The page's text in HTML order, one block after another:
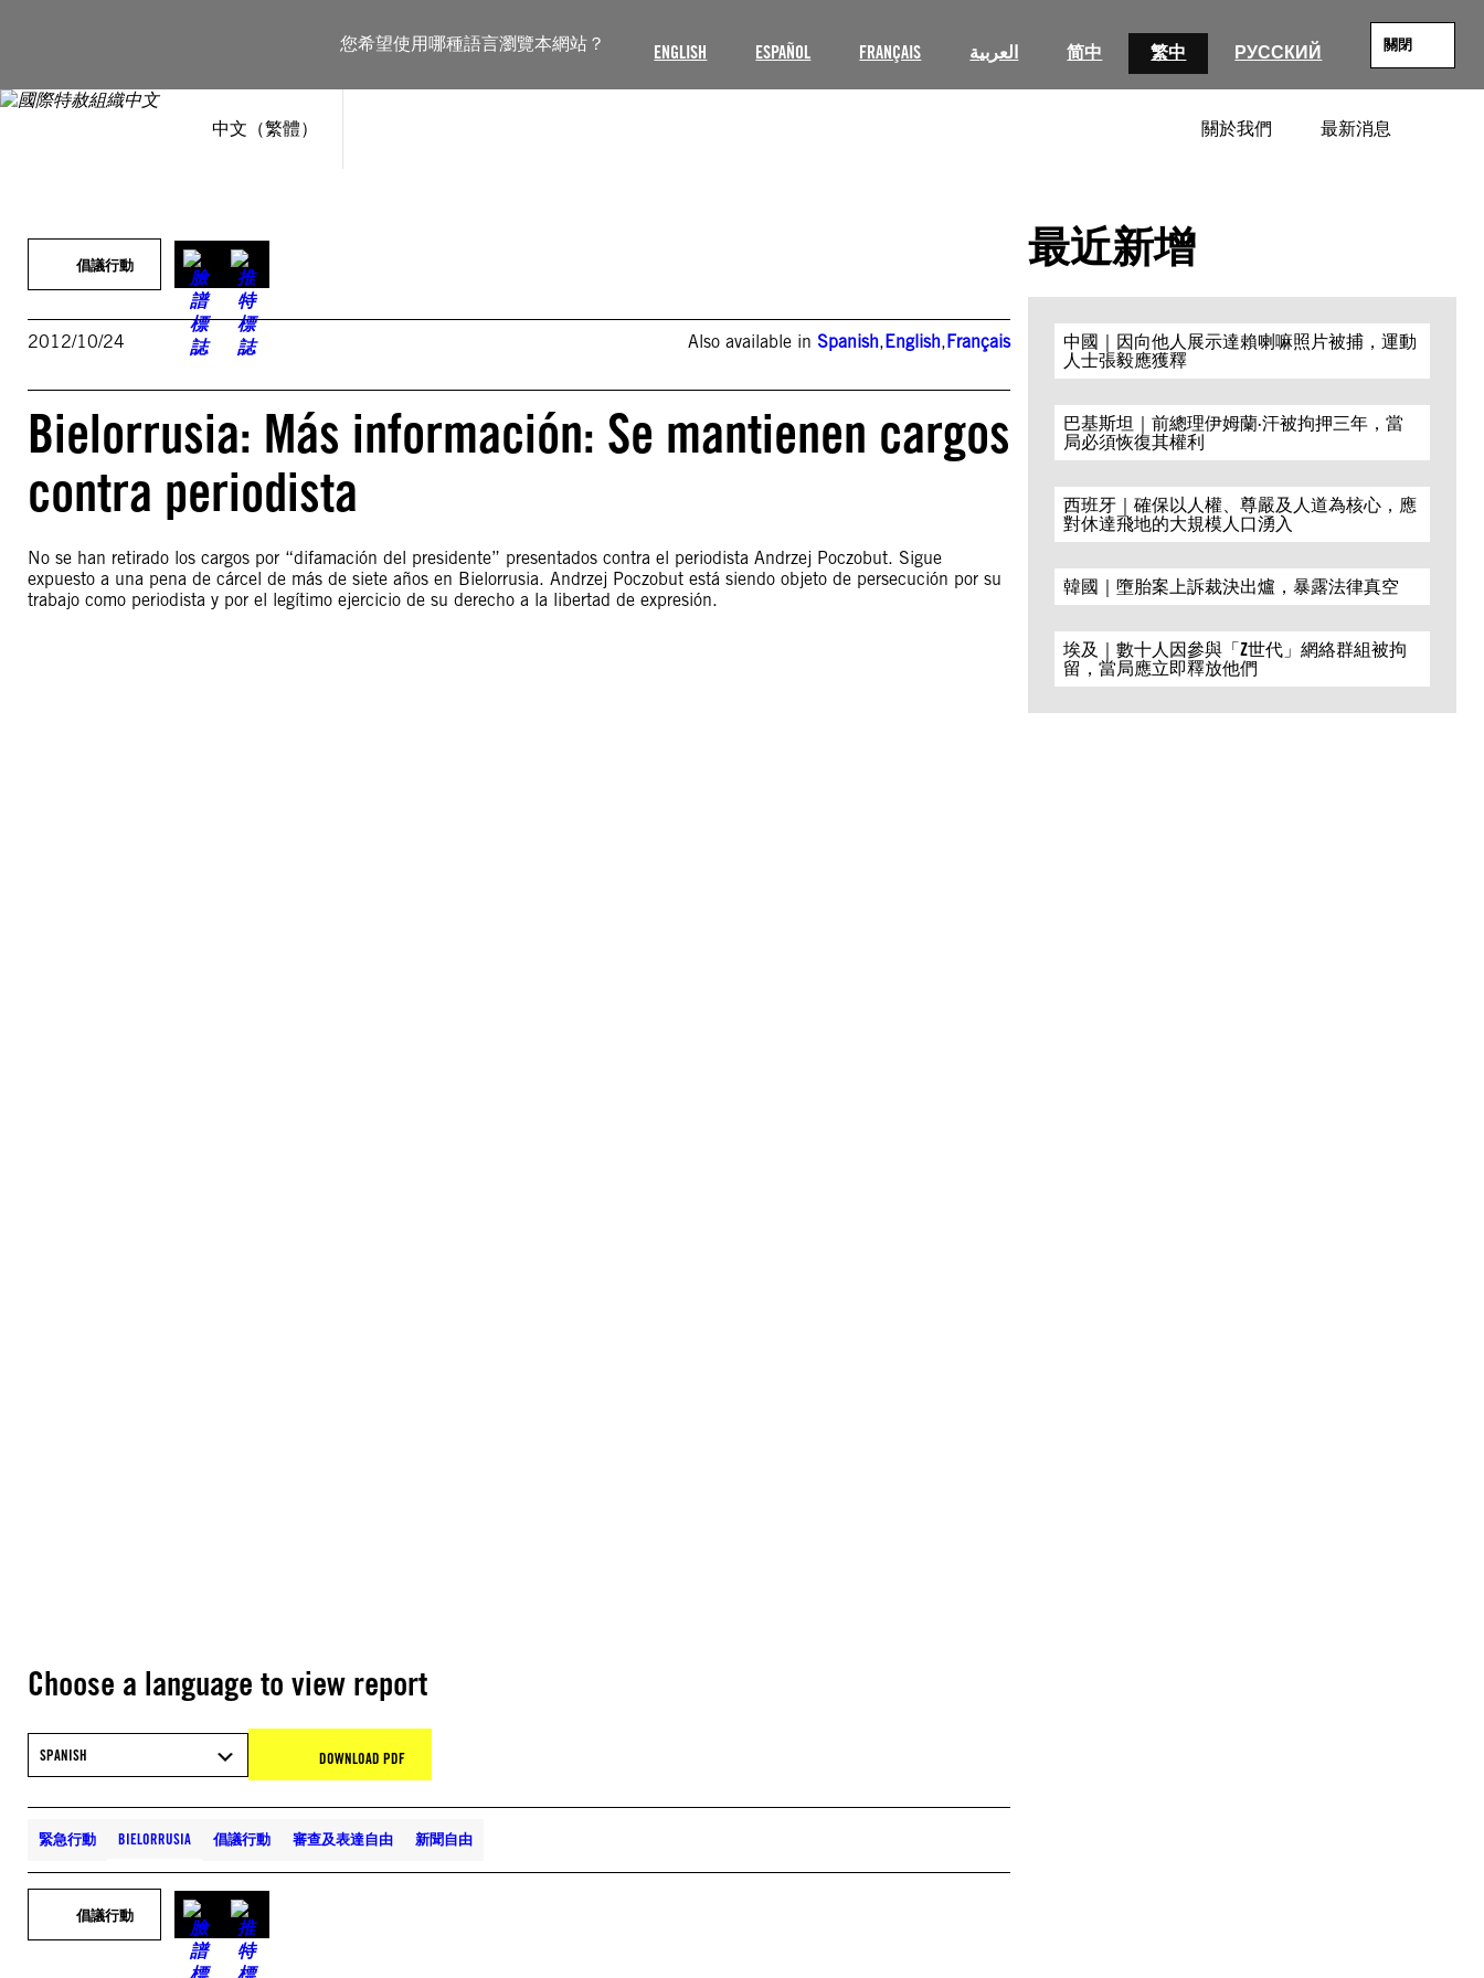
您希望使用哪種語言瀏覽本網站？ ENGLISH ESPAÑOL FRANÇAIS العربية 简中 繁中 РУССКИЙ 關閉
中文（繁體） 關於我們 最新消息
內
倡議行動
2012/10/24 Also available inSpanish,English,Français
Bielorrusia: Más información: Se mantienen cargos
contra periodista
No se han retirado los cargos por “difamación del presidente” presentados contra el periodista Andrzej Poczobut. Sigue
expuesto a una pena de cárcel de más de siete años en Bielorrusia. Andrzej Poczobut está siendo objeto de persecución por su
trabajo como periodista y por el legítimo ejercicio de su derecho a la libertad de expresión.
Choose a language to view report
SPANISH DOWNLOAD PDF
緊急行動 BIELORRUSIA 倡議行動 審查及表達自由 新聞自由
倡議行動
最近新增
中國｜因向他人展示達賴喇嘛照片被捕，運動
人士張毅應獲釋
巴基斯坦｜前總理伊姆蘭·汗被拘押三年，當
局必須恢復其權利
西班牙｜確保以人權、尊嚴及人道為核心，應
對休達飛地的大規模人口湧入
韓國｜墮胎案上訴裁決出爐，暴露法律真空
埃及｜數十人因參與「Z世代」網絡群組被拘
留，當局應立即釋放他們